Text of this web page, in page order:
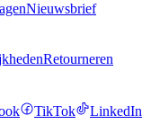
Nieuwsbrief
Retourneren
TikTok
LinkedIn